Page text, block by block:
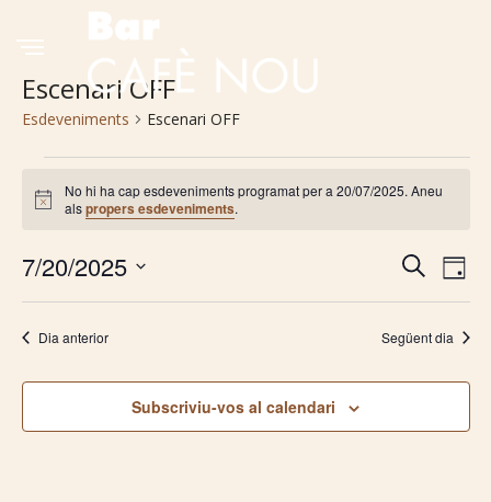
Escenari OFF
Esdeveniments Escenari OFF
Esdeveniments
del
20/07/2025
Avís
No hi ha cap esdeveniments programat per a 20/07/2025. Aneu
alspropers esdeveniments.
visual
i
cerca
Cerca
de
Dia
7/20/2025
Selecciona
data.
Dia anterior Següent dia
Subscriviu-vos al calendari